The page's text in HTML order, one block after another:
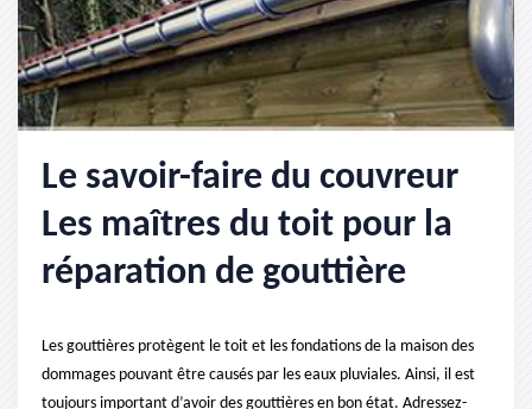
Le savoir-faire du couvreur
Les maîtres du toit pour la
réparation de gouttière
Les gouttières protègent le toit et les fondations de la maison des
dommages pouvant être causés par les eaux pluviales. Ainsi, il est
toujours important d’avoir des gouttières en bon état. Adressez-